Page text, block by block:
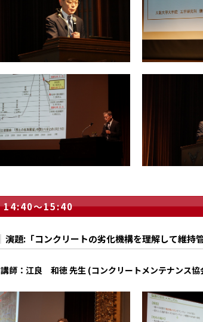
14:40～15:40
演題:「コンクリートの劣化機構を理解して維持
講師：江良 和徳 先生 (コンクリートメンテナンス協